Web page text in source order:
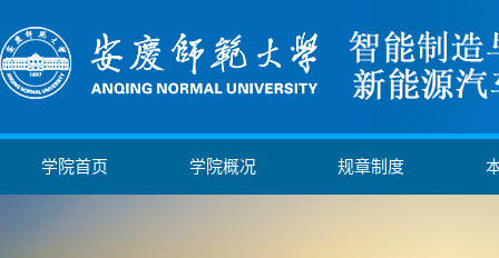
学院首页 学院概况 规章制度